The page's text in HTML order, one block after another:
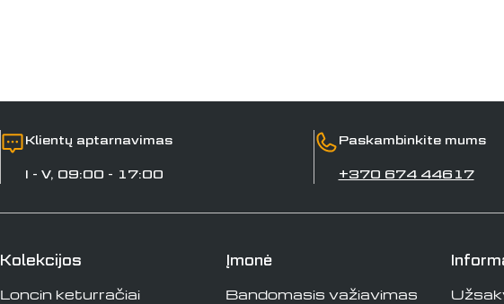
Klientų aptarnavimas
I - V, 09:00 - 17:00
Paskambinkite mums
+370 674 44617
Kolekcijos
Loncin keturračiai
Įmonė
Bandomasis važiavimas